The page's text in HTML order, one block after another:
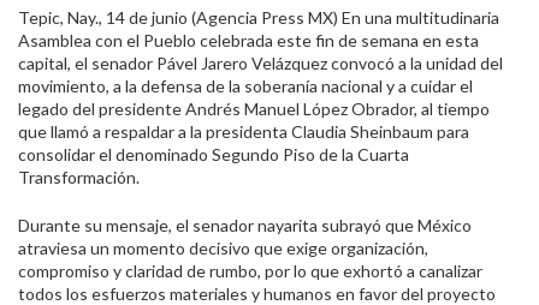
Tepic, Nay., 14 de junio (Agencia Press MX) En una multitudinaria
Asamblea con el Pueblo celebrada este fin de semana en esta
capital, el senador Pável Jarero Velázquez convocó a la unidad del
movimiento, a la defensa de la soberanía nacional y a cuidar el
legado del presidente Andrés Manuel López Obrador, al tiempo
que llamó a respaldar a la presidenta Claudia Sheinbaum para
consolidar el denominado Segundo Piso de la Cuarta
Transformación.
Durante su mensaje, el senador nayarita subrayó que México
atraviesa un momento decisivo que exige organización,
compromiso y claridad de rumbo, por lo que exhortó a canalizar
todos los esfuerzos materiales y humanos en favor del proyecto